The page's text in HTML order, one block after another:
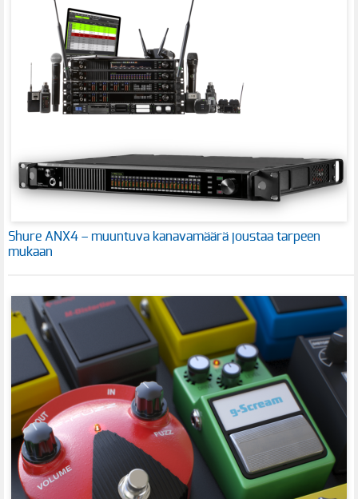
Shure ANX4 – muuntuva kanavamäärä joustaa tarpeen
mukaan